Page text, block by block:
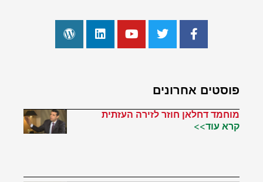
פוסטים אחרונים
מוחמד דחלאן חוזר לזירה העזתית
קרא עוד>>